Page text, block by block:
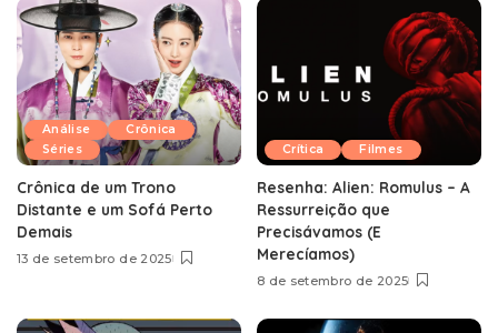
Análise
Crônica
Séries
Crônica de um Trono
Distante e um Sofá Perto
Demais
13 de setembro de 2025
Crítica Filmes
Resenha: Alien: Romulus – A
Ressurreição que
Precisávamos (E
Merecíamos)
8 de setembro de 2025